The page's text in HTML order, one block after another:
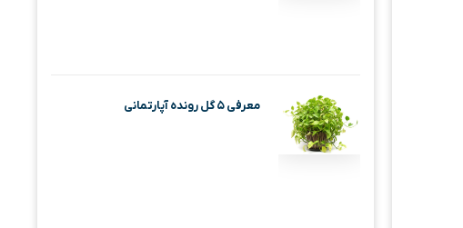
معرفی ۵ گل رونده آپارتمانی